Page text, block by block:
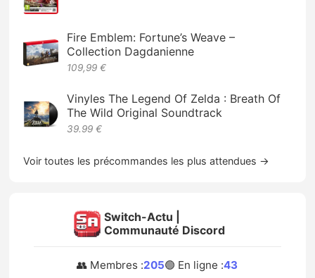
Fire Emblem: Fortune’s Weave –
Collection Dagdanienne
109,99 €
Vinyles The Legend Of Zelda : Breath Of
The Wild Original Soundtrack
39.99 €
Voir toutes les précommandes les plus attendues →
Switch-Actu |
Communauté Discord
👥 Membres :205🟢 En ligne :43